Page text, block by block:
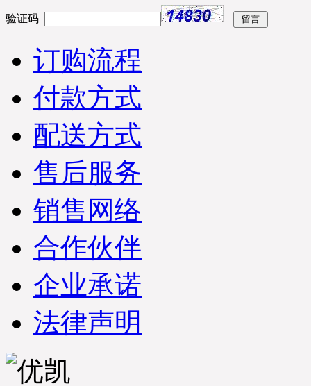
接货手续，到货后由工作
烦请您那边积极配合优凯
技术人员为您安装调试工
货部：0551-65818103. （合
肥市优凯制冷-发货部）
※ 海南三亚-邱经理您那边
所订购的便利店饮料柜给
您已打包准时发货，请在
未来3个工作日保持电话畅
通，到货后优凯公司货运
将第一时间与您取得联
系，请您及时与我们工作
物流：物流单号：
05167128-306.详情咨询优
凯发货部：0551-
65818103（合肥优凯制冷-
※ 广东佛山-方经理 您订购
的水果保鲜柜设备已经准
时检测合格打包发货，出
厂标准木框打包；物流公
司：德邦物流；单号：
验证码
订购流程
付款方式
配送方式
售后服务
销售网络
合作伙伴
企业承诺
法律声明